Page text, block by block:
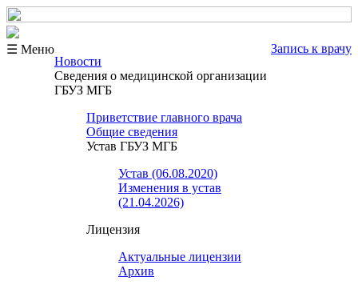
☰ Меню
Запись к врачу
Новости
Сведения о медицинской организации
ГБУЗ МГБ
Приветствие главного врача
Общие сведения
Устав ГБУЗ МГБ
Устав (06.08.2020)
Изменения в устав
(21.04.2026)
Лицензия
Актуальные лицензии
Архив